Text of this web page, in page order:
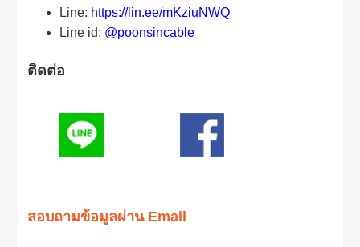
Line: https://lin.ee/mKziuNWQ
Line id: @poonsincable
ติดต่อ
สอบถามข้อมูลผ่าน Email